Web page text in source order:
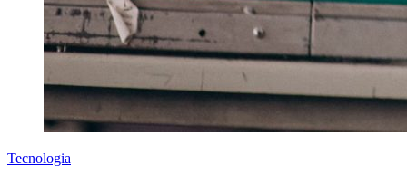
Tecnologia